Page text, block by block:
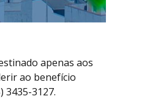
apenas aos
ao benefício
3435-3127.